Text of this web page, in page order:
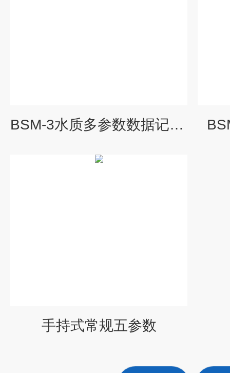
BSM-3水质多参数数据记录仪
手持式常规五参数